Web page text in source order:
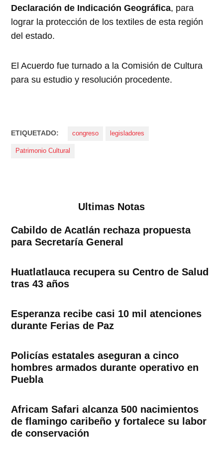
Declaración de Indicación Geográfica, para
lograr la protección de los textiles de esta región
del estado.
El Acuerdo fue turnado a la Comisión de Cultura
para su estudio y resolución procedente.
ETIQUETADO: congreso legisladores
Patrimonio Cultural
Ultimas Notas
Cabildo de Acatlán rechaza propuesta
para Secretaría General
Huatlatlauca recupera su Centro de Salud
tras 43 años
Esperanza recibe casi 10 mil atenciones
durante Ferias de Paz
Policías estatales aseguran a cinco
hombres armados durante operativo en
Puebla
Africam Safari alcanza 500 nacimientos
de flamingo caribeño y fortalece su labor
de conservación